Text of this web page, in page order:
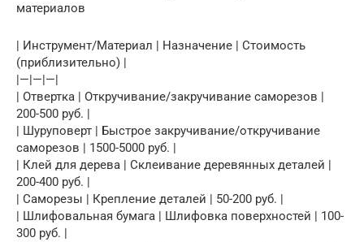
материалов
| Инструмент/Материал | Назначение | Стоимость
(приблизительно) |
|—|—|—|
| Отвертка | Откручивание/закручивание саморезов |
200-500 руб. |
| Шуруповерт | Быстрое закручивание/откручивание
саморезов | 1500-5000 руб. |
| Клей для дерева | Склеивание деревянных деталей |
200-400 руб. |
| Саморезы | Крепление деталей | 50-200 руб. |
| Шлифовальная бумага | Шлифовка поверхностей | 100-
300 руб. |